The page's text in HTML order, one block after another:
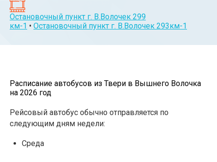
Остановочный пункт г. В.Волочек 299
км-1 • Остановочный пункт г. В.Волочек 293км-1
Расписание автобусов из Твери в Вышнего Волочка
на 2026 год
Рейсовый автобус обычно отправляется по
следующим дням недели:
Среда